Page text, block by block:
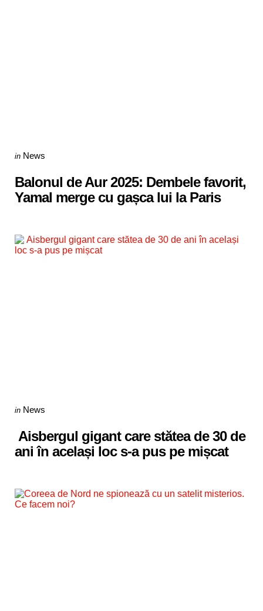
Categories
Posted
in News
Balonul de Aur 2025: Dembele favorit,
Yamal merge cu gașca lui la Paris
Categories
Posted
in News
Aisbergul gigant care stătea de 30 de
ani în același loc s-a pus pe mișcat